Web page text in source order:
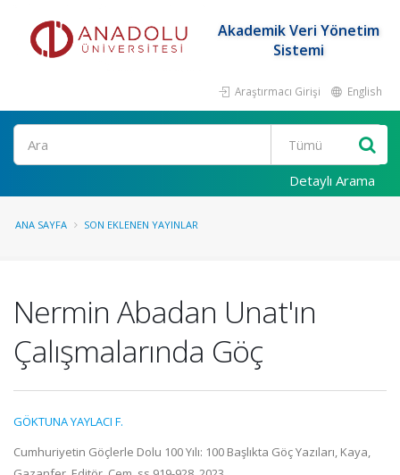
Akademik Veri Yönetim
Sistemi
Araştırmacı Girişi English
Ara
Detaylı Arama
ANA SAYFA SON EKLENEN YAYINLAR
Nermin Abadan Unat'ın
Çalışmalarında Göç
GÖKTUNA YAYLACI F.
Cumhuriyetin Göçlerle Dolu 100 Yılı: 100 Başlıkta Göç Yazıları, Kaya,